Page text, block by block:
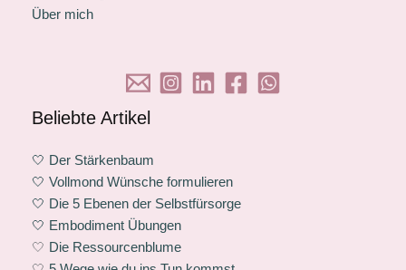
Über mich
Beliebte Artikel
🤍 Der Stärkenbaum
🤍 Vollmond Wünsche formulieren
🤍 Die 5 Ebenen der Selbstfürsorge
🤍 Embodiment Übungen
🤍 Die Ressourcenblume